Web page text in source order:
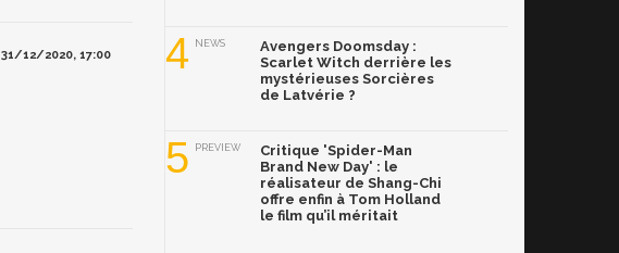
31/12/2020, 17:00 4 NEWS
Avengers Doomsday :
Scarlet Witch derrière les
mystérieuses Sorcières
de Latvérie ?
5 PREVIEW
Critique 'Spider-Man
Brand New Day' : le
réalisateur de Shang-Chi
offre enfin à Tom Holland
le film qu’il méritait